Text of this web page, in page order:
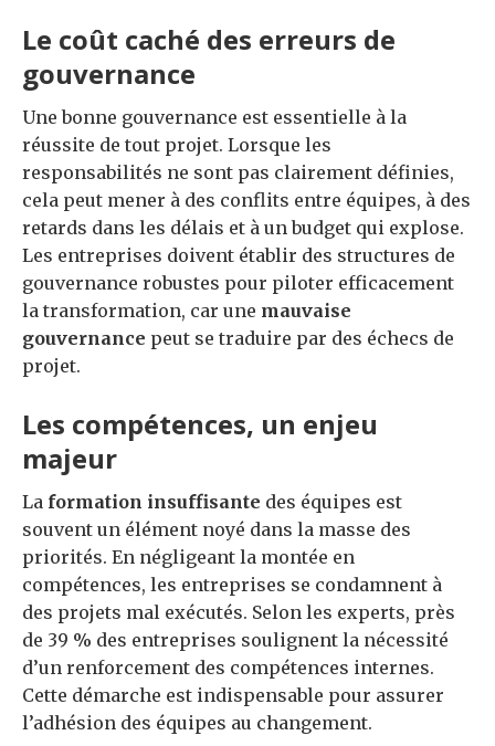
Le coût caché des erreurs de
gouvernance
Une bonne gouvernance est essentielle à la
réussite de tout projet. Lorsque les
responsabilités ne sont pas clairement définies,
cela peut mener à des conflits entre équipes, à des
retards dans les délais et à un budget qui explose.
Les entreprises doivent établir des structures de
gouvernance robustes pour piloter efficacement
la transformation, car une mauvaise
gouvernance peut se traduire par des échecs de
projet.
Les compétences, un enjeu
majeur
La formation insuffisante des équipes est
souvent un élément noyé dans la masse des
priorités. En négligeant la montée en
compétences, les entreprises se condamnent à
des projets mal exécutés. Selon les experts, près
de 39 % des entreprises soulignent la nécessité
d’un renforcement des compétences internes.
Cette démarche est indispensable pour assurer
l’adhésion des équipes au changement.